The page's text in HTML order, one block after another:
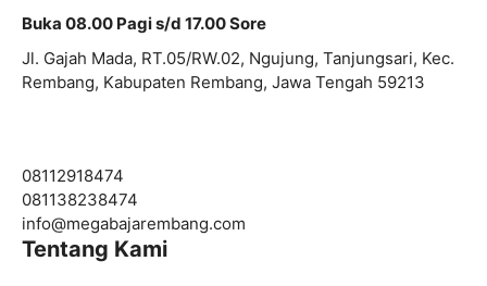
Buka 08.00 Pagi s/d 17.00 Sore
Jl. Gajah Mada, RT.05/RW.02, Ngujung, Tanjungsari, Kec.
Rembang, Kabupaten Rembang, Jawa Tengah 59213
08112918474
081138238474
info@megabajarembang.com
Tentang Kami